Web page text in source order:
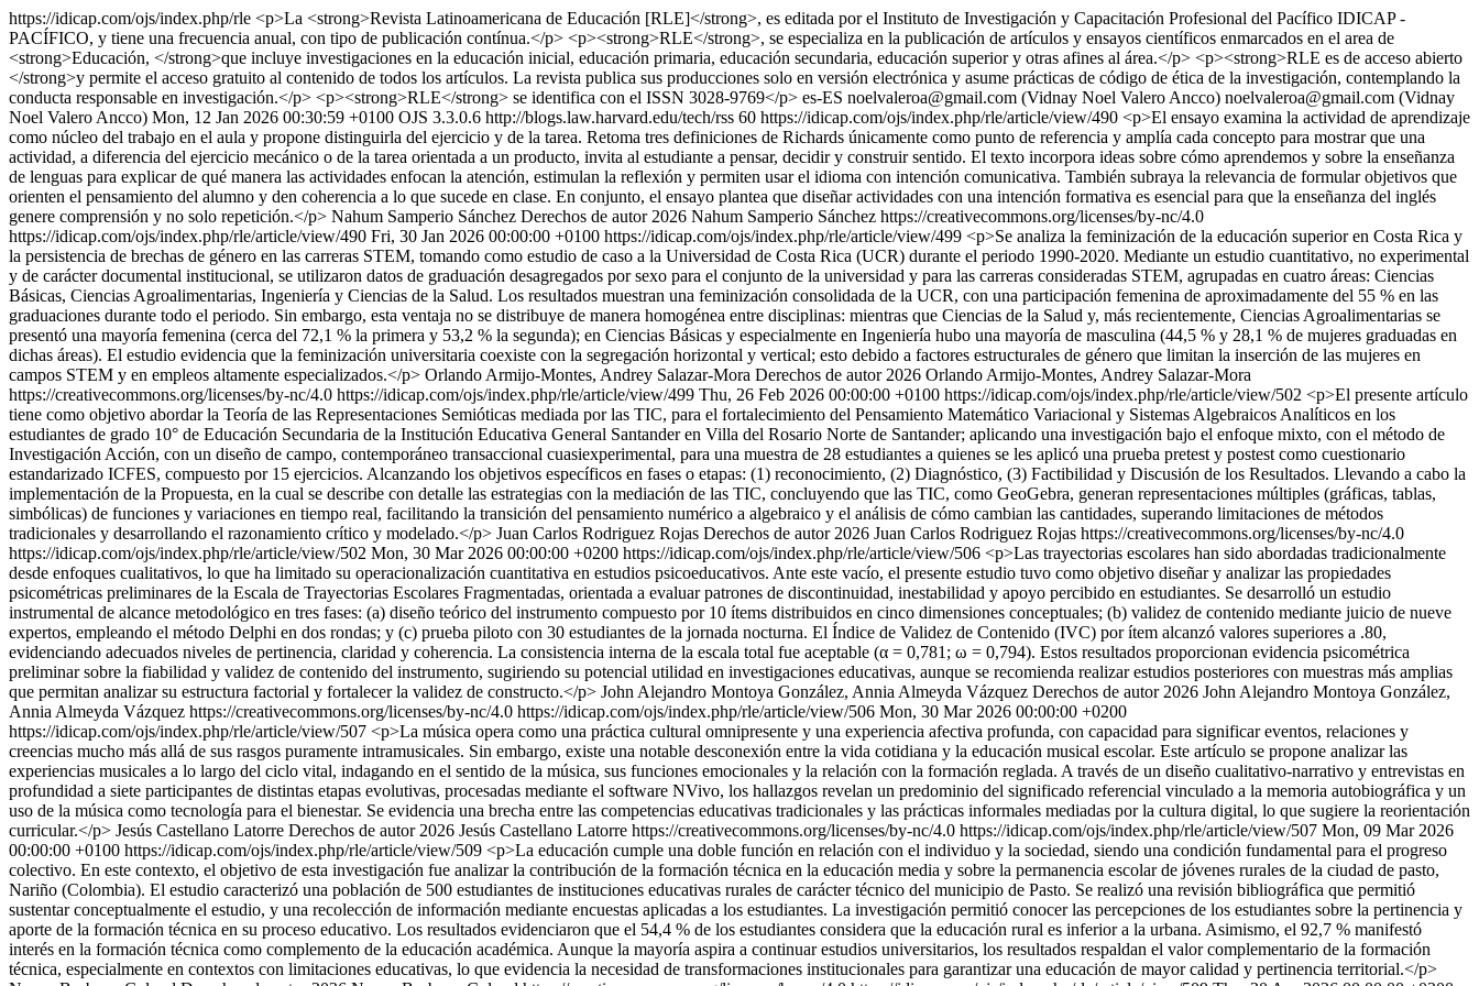
https://idicap.com/ojs/index.php/rle <p>La <strong>Revista Latinoamericana de Educación [RLE]</strong>, es editada por el Instituto de Investigación y Capacitación Profesional del Pacífico IDICAP -
PACÍFICO, y tiene una frecuencia anual, con tipo de publicación contínua.</p> <p><strong>RLE</strong>, se especializa en la publicación de artículos y ensayos científicos enmarcados en el area de
<strong>Educación, </strong>que incluye investigaciones en la educación inicial, educación primaria, educación secundaria, educación superior y otras afines al área.</p> <p><strong>RLE es de acceso abierto
</strong>y permite el acceso gratuito al contenido de todos los artículos. La revista publica sus producciones solo en versión electrónica y asume prácticas de código de ética de la investigación, contemplando la
conducta responsable en investigación.</p> <p><strong>RLE</strong> se identifica con el ISSN 3028-9769</p> es-ES noelvaleroa@gmail.com (Vidnay Noel Valero Ancco) noelvaleroa@gmail.com (Vidnay
Noel Valero Ancco) Mon, 12 Jan 2026 00:30:59 +0100 OJS 3.3.0.6 http://blogs.law.harvard.edu/tech/rss 60 https://idicap.com/ojs/index.php/rle/article/view/490 <p>El ensayo examina la actividad de aprendizaje
como núcleo del trabajo en el aula y propone distinguirla del ejercicio y de la tarea. Retoma tres definiciones de Richards únicamente como punto de referencia y amplía cada concepto para mostrar que una
actividad, a diferencia del ejercicio mecánico o de la tarea orientada a un producto, invita al estudiante a pensar, decidir y construir sentido. El texto incorpora ideas sobre cómo aprendemos y sobre la enseñanza
de lenguas para explicar de qué manera las actividades enfocan la atención, estimulan la reflexión y permiten usar el idioma con intención comunicativa. También subraya la relevancia de formular objetivos que
orienten el pensamiento del alumno y den coherencia a lo que sucede en clase. En conjunto, el ensayo plantea que diseñar actividades con una intención formativa es esencial para que la enseñanza del inglés
genere comprensión y no solo repetición.</p> Nahum Samperio Sánchez Derechos de autor 2026 Nahum Samperio Sánchez https://creativecommons.org/licenses/by-nc/4.0
https://idicap.com/ojs/index.php/rle/article/view/490 Fri, 30 Jan 2026 00:00:00 +0100 https://idicap.com/ojs/index.php/rle/article/view/499 <p>Se analiza la feminización de la educación superior en Costa Rica y
la persistencia de brechas de género en las carreras STEM, tomando como estudio de caso a la Universidad de Costa Rica (UCR) durante el periodo 1990-2020. Mediante un estudio cuantitativo, no experimental
y de carácter documental institucional, se utilizaron datos de graduación desagregados por sexo para el conjunto de la universidad y para las carreras consideradas STEM, agrupadas en cuatro áreas: Ciencias
Básicas, Ciencias Agroalimentarias, Ingeniería y Ciencias de la Salud. Los resultados muestran una feminización consolidada de la UCR, con una participación femenina de aproximadamente del 55 % en las
graduaciones durante todo el periodo. Sin embargo, esta ventaja no se distribuye de manera homogénea entre disciplinas: mientras que Ciencias de la Salud y, más recientemente, Ciencias Agroalimentarias se
presentó una mayoría femenina (cerca del 72,1 % la primera y 53,2 % la segunda); en Ciencias Básicas y especialmente en Ingeniería hubo una mayoría de masculina (44,5 % y 28,1 % de mujeres graduadas en
dichas áreas). El estudio evidencia que la feminización universitaria coexiste con la segregación horizontal y vertical; esto debido a factores estructurales de género que limitan la inserción de las mujeres en
campos STEM y en empleos altamente especializados.</p> Orlando Armijo-Montes, Andrey Salazar-Mora Derechos de autor 2026 Orlando Armijo-Montes, Andrey Salazar-Mora
https://creativecommons.org/licenses/by-nc/4.0 https://idicap.com/ojs/index.php/rle/article/view/499 Thu, 26 Feb 2026 00:00:00 +0100 https://idicap.com/ojs/index.php/rle/article/view/502 <p>El presente artículo
tiene como objetivo abordar la Teoría de las Representaciones Semióticas mediada por las TIC, para el fortalecimiento del Pensamiento Matemático Variacional y Sistemas Algebraicos Analíticos en los
estudiantes de grado 10° de Educación Secundaria de la Institución Educativa General Santander en Villa del Rosario Norte de Santander; aplicando una investigación bajo el enfoque mixto, con el método de
Investigación Acción, con un diseño de campo, contemporáneo transaccional cuasiexperimental, para una muestra de 28 estudiantes a quienes se les aplicó una prueba pretest y postest como cuestionario
estandarizado ICFES, compuesto por 15 ejercicios. Alcanzando los objetivos específicos en fases o etapas: (1) reconocimiento, (2) Diagnóstico, (3) Factibilidad y Discusión de los Resultados. Llevando a cabo la
implementación de la Propuesta, en la cual se describe con detalle las estrategias con la mediación de las TIC, concluyendo que las TIC, como GeoGebra, generan representaciones múltiples (gráficas, tablas,
simbólicas) de funciones y variaciones en tiempo real, facilitando la transición del pensamiento numérico a algebraico y el análisis de cómo cambian las cantidades, superando limitaciones de métodos
tradicionales y desarrollando el razonamiento crítico y modelado.</p> Juan Carlos Rodriguez Rojas Derechos de autor 2026 Juan Carlos Rodriguez Rojas https://creativecommons.org/licenses/by-nc/4.0
https://idicap.com/ojs/index.php/rle/article/view/502 Mon, 30 Mar 2026 00:00:00 +0200 https://idicap.com/ojs/index.php/rle/article/view/506 <p>Las trayectorias escolares han sido abordadas tradicionalmente
desde enfoques cualitativos, lo que ha limitado su operacionalización cuantitativa en estudios psicoeducativos. Ante este vacío, el presente estudio tuvo como objetivo diseñar y analizar las propiedades
psicométricas preliminares de la Escala de Trayectorias Escolares Fragmentadas, orientada a evaluar patrones de discontinuidad, inestabilidad y apoyo percibido en estudiantes. Se desarrolló un estudio
instrumental de alcance metodológico en tres fases: (a) diseño teórico del instrumento compuesto por 10 ítems distribuidos en cinco dimensiones conceptuales; (b) validez de contenido mediante juicio de nueve
expertos, empleando el método Delphi en dos rondas; y (c) prueba piloto con 30 estudiantes de la jornada nocturna. El Índice de Validez de Contenido (IVC) por ítem alcanzó valores superiores a .80,
evidenciando adecuados niveles de pertinencia, claridad y coherencia. La consistencia interna de la escala total fue aceptable (α = 0,781; ω = 0,794). Estos resultados proporcionan evidencia psicométrica
preliminar sobre la fiabilidad y validez de contenido del instrumento, sugiriendo su potencial utilidad en investigaciones educativas, aunque se recomienda realizar estudios posteriores con muestras más amplias
que permitan analizar su estructura factorial y fortalecer la validez de constructo.</p> John Alejandro Montoya González, Annia Almeyda Vázquez Derechos de autor 2026 John Alejandro Montoya González,
Annia Almeyda Vázquez https://creativecommons.org/licenses/by-nc/4.0 https://idicap.com/ojs/index.php/rle/article/view/506 Mon, 30 Mar 2026 00:00:00 +0200
https://idicap.com/ojs/index.php/rle/article/view/507 <p>La música opera como una práctica cultural omnipresente y una experiencia afectiva profunda, con capacidad para significar eventos, relaciones y
creencias mucho más allá de sus rasgos puramente intramusicales. Sin embargo, existe una notable desconexión entre la vida cotidiana y la educación musical escolar. Este artículo se propone analizar las
experiencias musicales a lo largo del ciclo vital, indagando en el sentido de la música, sus funciones emocionales y la relación con la formación reglada. A través de un diseño cualitativo-narrativo y entrevistas en
profundidad a siete participantes de distintas etapas evolutivas, procesadas mediante el software NVivo, los hallazgos revelan un predominio del significado referencial vinculado a la memoria autobiográfica y un
uso de la música como tecnología para el bienestar. Se evidencia una brecha entre las competencias educativas tradicionales y las prácticas informales mediadas por la cultura digital, lo que sugiere la reorientación
curricular.</p> Jesús Castellano Latorre Derechos de autor 2026 Jesús Castellano Latorre https://creativecommons.org/licenses/by-nc/4.0 https://idicap.com/ojs/index.php/rle/article/view/507 Mon, 09 Mar 2026
00:00:00 +0100 https://idicap.com/ojs/index.php/rle/article/view/509 <p>La educación cumple una doble función en relación con el individuo y la sociedad, siendo una condición fundamental para el progreso
colectivo. En este contexto, el objetivo de esta investigación fue analizar la contribución de la formación técnica en la educación media y sobre la permanencia escolar de jóvenes rurales de la ciudad de pasto,
Nariño (Colombia). El estudio caracterizó una población de 500 estudiantes de instituciones educativas rurales de carácter técnico del municipio de Pasto. Se realizó una revisión bibliográfica que permitió
sustentar conceptualmente el estudio, y una recolección de información mediante encuestas aplicadas a los estudiantes. La investigación permitió conocer las percepciones de los estudiantes sobre la pertinencia y
aporte de la formación técnica en su proceso educativo. Los resultados evidenciaron que el 54,4 % de los estudiantes considera que la educación rural es inferior a la urbana. Asimismo, el 92,7 % manifestó
interés en la formación técnica como complemento de la educación académica. Aunque la mayoría aspira a continuar estudios universitarios, los resultados respaldan el valor complementario de la formación
técnica, especialmente en contextos con limitaciones educativas, lo que evidencia la necesidad de transformaciones institucionales para garantizar una educación de mayor calidad y pertinencia territorial.</p>